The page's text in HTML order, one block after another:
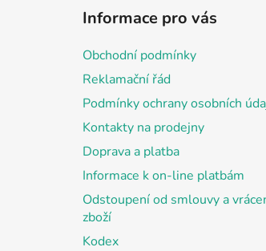
Informace pro vás
Obchodní podmínky
Reklamační řád
Podmínky ochrany osobních
Kontakty na prodejny
Doprava a platba
Informace k on-line platbám
Odstoupení od smlouvy a
zboží
Kodex